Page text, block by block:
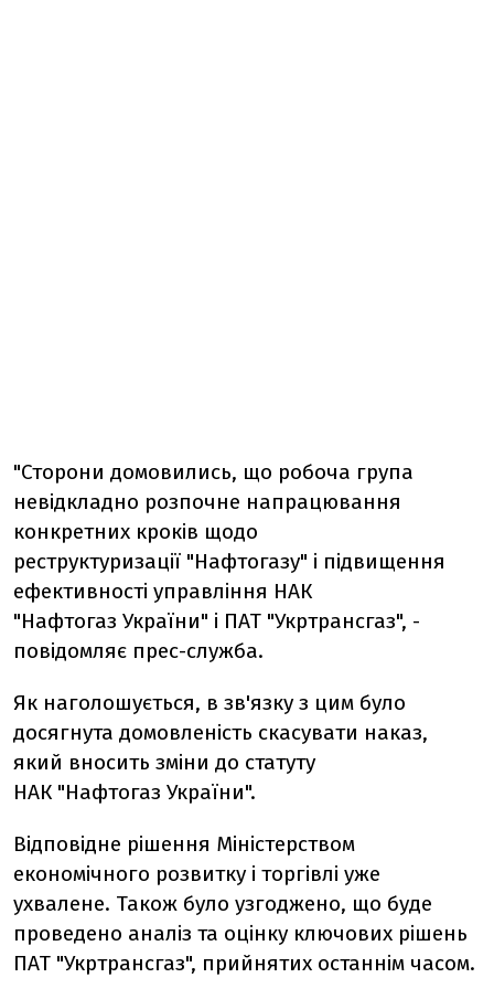
"Сторони домовились, що робоча група
невідкладно розпочне напрацювання
конкретних кроків щодо
реструктуризації "Нафтогазу" і підвищення
ефективності управління НАК
"Нафтогаз України" і ПАТ "Укртрансгаз", -
повідомляє прес-служба.
Як наголошується, в зв'язку з цим було
досягнута домовленість скасувати наказ,
який вносить зміни до статуту
НАК "Нафтогаз України".
Відповідне рішення Міністерством
економічного розвитку і торгівлі уже
ухвалене. Також було узгоджено, що буде
проведено аналіз та оцінку ключових рішень
ПАТ "Укртрансгаз", прийнятих останнім часом.